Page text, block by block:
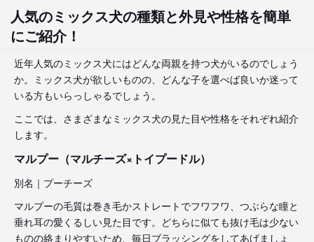
人気のミックス犬の種類と外見や性格を簡単
にご紹介！
近年人気のミックス犬にはどんな両親を持つ犬がいるのでしょう
か。ミックス犬が欲しいものの、どんな子を選べば良いか迷って
いる方もいらっしゃるでしょう。
ここでは、さまざまなミックス犬の見た目や性格をそれぞれ紹介
します。
マルプー（マルチーズ×トイプードル）
別名｜プーチーズ
マルプーの毛質は巻き毛かストレートでフワフワ、つぶらな瞳と
垂れ耳の愛くるしい見た目です。どちらに似ても抜け毛は少ない
ものの絡まりやすいため、毎日ブラッシングをしてあげましょ